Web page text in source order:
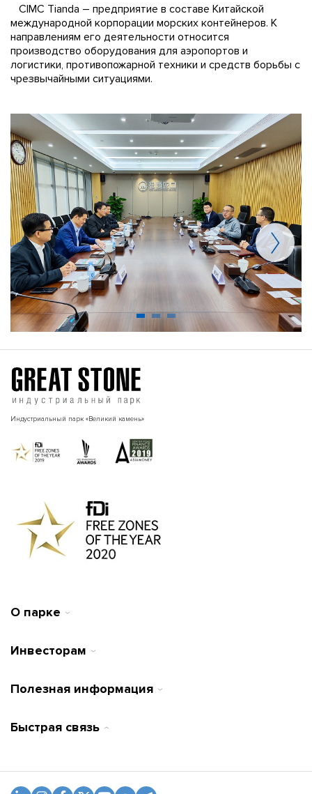
CIMC Tianda – предприятие в составе Китайской
международной корпорации морских контейнеров. К
направлениям его деятельности относится
производство оборудования для аэропортов и
логистики, противопожарной техники и средств борьбы с
чрезвычайными ситуациями.
Индустриальный парк «Великий камень»
О парке
Инвесторам
Полезная информация
Быстрая связь